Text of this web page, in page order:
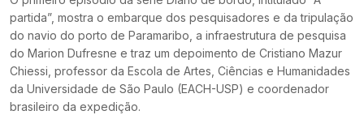
partida”, mostra o embarque dos pesquisadores e da tripulação
do navio do porto de Paramaribo, a infraestrutura de pesquisa
do Marion Dufresne e traz um depoimento de Cristiano Mazur
Chiessi, professor da Escola de Artes, Ciências e Humanidades
da Universidade de São Paulo (EACH-USP) e coordenador
brasileiro da expedição.